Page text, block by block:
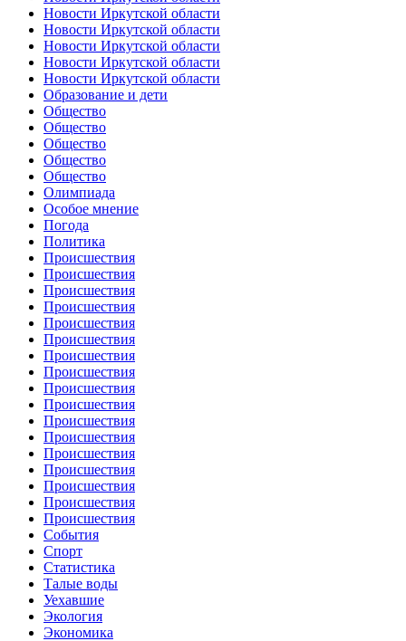
Новости Иркутской области
Новости Иркутской области
Новости Иркутской области
Новости Иркутской области
Новости Иркутской области
Образование и дети
Общество
Общество
Общество
Общество
Общество
Олимпиада
Особое мнение
Погода
Политика
Происшествия
Происшествия
Происшествия
Происшествия
Происшествия
Происшествия
Происшествия
Происшествия
Происшествия
Происшествия
Происшествия
Происшествия
Происшествия
Происшествия
Происшествия
Происшествия
Происшествия
События
Спорт
Статистика
Талые воды
Уехавшие
Экология
Экономика